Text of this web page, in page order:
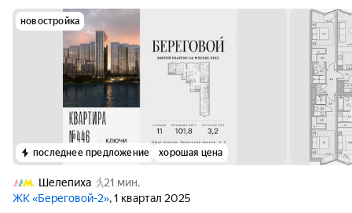
новостройка
последнее предложение хорошая цена
Шелепиха
21 мин.
ЖК «Береговой-2», 1 квартал 2025